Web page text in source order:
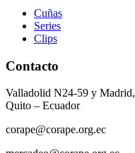
Cuñas
Series
Clips
Contacto
Valladolid N24-59 y Madrid,
Quito – Ecuador
corape@corape.org.ec